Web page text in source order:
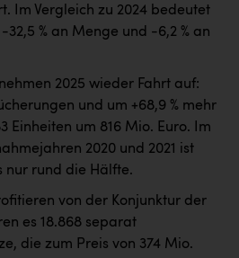
Im Vergleich zu 2024 bedeutet
% an Menge und -6,2 % an
nehmen 2025 wieder Fahrt auf:
und um +68,9 % mehr
Einheiten um 816 Mio. Euro. Im
2020 und 2021 ist
nur rund die Hälfte.
von der Konjunktur der
es 18.868 separat
die zum Preis von 374 Mio.